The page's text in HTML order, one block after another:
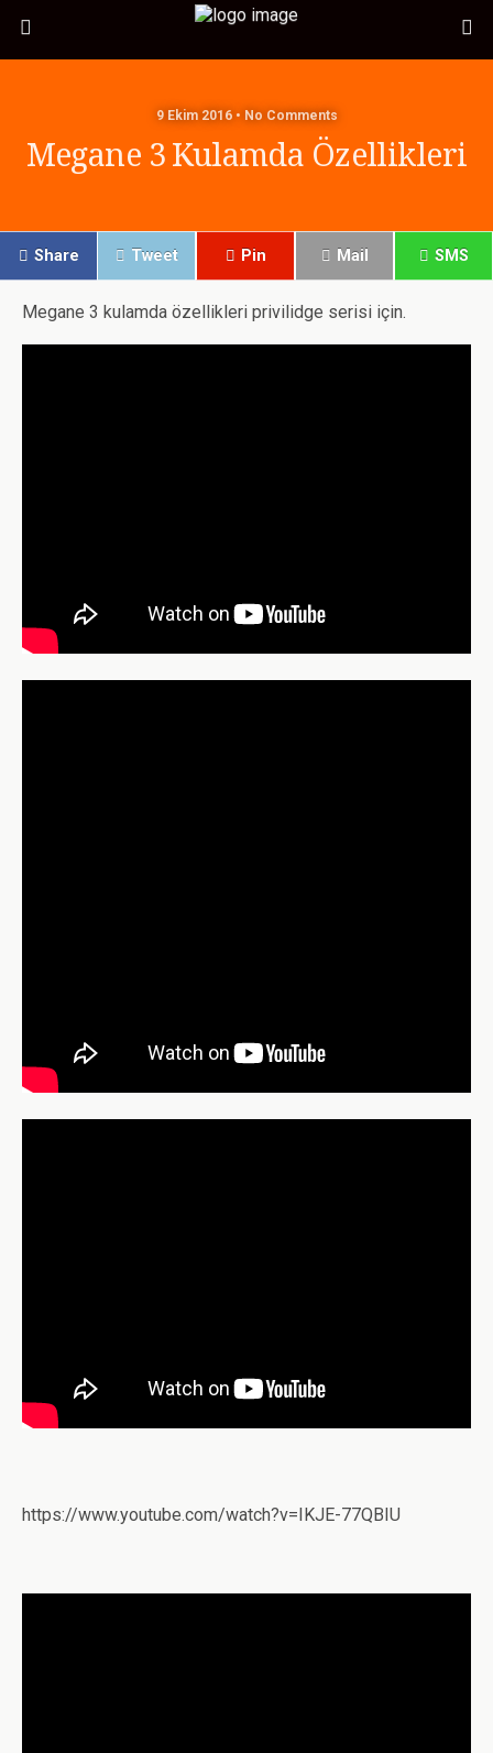
9 Ekim 2016 • No Comments
Megane 3 Kulamda Özellikleri
Share Tweet Pin Mail SMS
Megane 3 kulamda özellikleri privilidge serisi için.
https://www.youtube.com/watch?v=IKJE-77QBIU